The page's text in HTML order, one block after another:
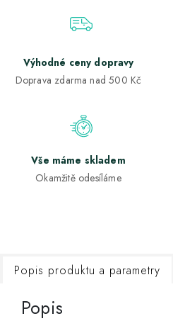
Výhodné ceny dopravy
Doprava zdarma nad 500 Kč
Vše máme skladem
Okamžitě odesíláme
Popis produktu a parametry
Popis